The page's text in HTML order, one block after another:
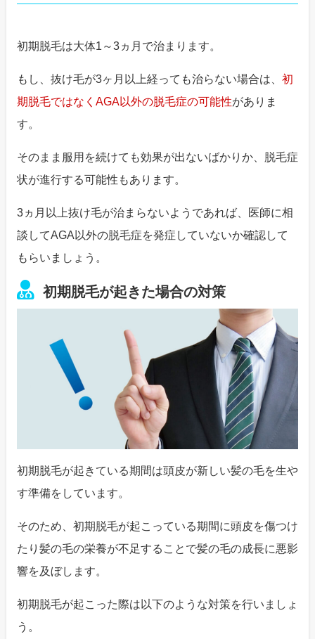
初期脱毛は大体1～3ヵ月で治まります。
もし、抜け毛が3ヶ月以上経っても治らない場合は、 初
期脱毛ではなくAGA以外の脱毛症の可能性がありま
す。
そのまま服用を続けても効果が出ないばかりか、脱毛症
状が進行する可能性もあります。
3ヵ月以上抜け毛が治まらないようであれば、医師に相
談してAGA以外の脱毛症を発症していないか確認して
もらいましょう。
初期脱毛が起きた場合の対策
初期脱毛が起きている期間は頭皮が新しい髪の毛を生や
す準備をしています。
そのため、初期脱毛が起こっている期間に頭皮を傷つけ
たり髪の毛の栄養が不足することで髪の毛の成長に悪影
響を及ぼします。
初期脱毛が起こった際は以下のような対策を行いましょ
う。